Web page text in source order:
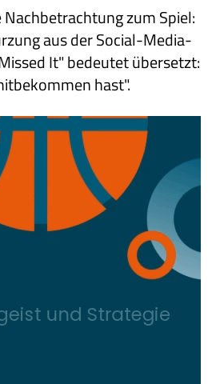
zum Spiel:
aus der Social-Media-
It" bedeutet übersetzt:
hast".